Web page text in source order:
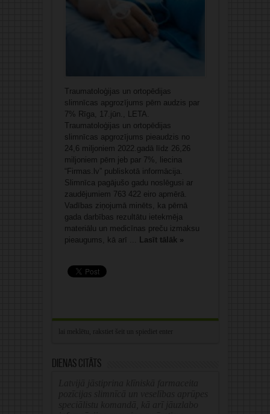
Traumatoloģijas un ortopēdijas
slimnīcas apgrozījums pērn audzis par
7% Rīga, 17.jūn., LETA.
Traumatoloģijas un ortopēdijas
slimnīcas apgrozījums pieaudzis no
24,6 miljoniem 2022.gadā līdz 26,26
miljoniem pērn jeb par 7%, liecina
“Firmas.lv” publiskotā informācija.
Slimnīca pagājušo gadu noslēgusi ar
zaudējumiem 763 422 eiro apmērā.
Vadības ziņojumā minēts, ka pērnā
gada darbības rezultātu ietekmēja
materiālu un medicīnas preču izmaksu
pieaugums, kā arī ... Lasīt tālāk »
Dienas citāts